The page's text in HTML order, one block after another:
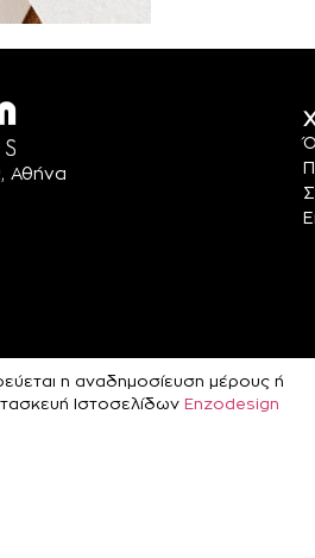
Αθήνα
η αναδημοσίευση μέρους ή
Ιστοσελίδων Enzodesign